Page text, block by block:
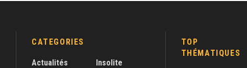
CATEGORIES
Actualités
Insolite
TOP
THÉMATIQUES